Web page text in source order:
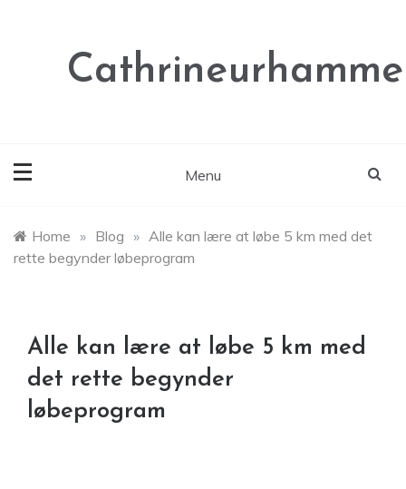
Menu
Home » Blog » Alle kan lære at løbe 5 km med det
rette begynder løbeprogram
Alle kan lære at løbe 5 km med
det rette begynder
løbeprogram